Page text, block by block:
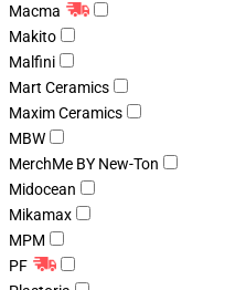
Macma
Makito
Malfini
Mart Ceramics
Maxim Ceramics
MBW
MerchMe BY New-Ton
Midocean
Mikamax
MPM
PF